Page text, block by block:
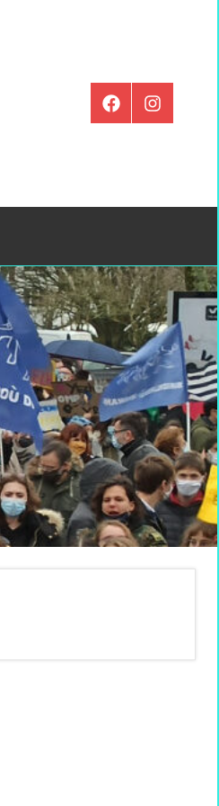
ÉlémentInstagram